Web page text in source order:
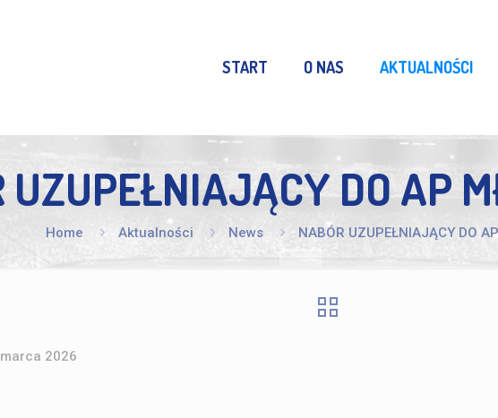
START O NAS AKTUALNOŚCI
UZUPEŁNIAJĄCY DO AP
Home Aktualności News NABÓR UZUPEŁNIAJĄCY DO
2026